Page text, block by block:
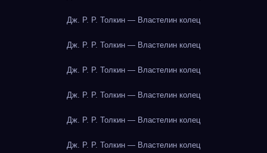
Дж. Р. Р. Толкин — Властелин колец
Дж. Р. Р. Толкин — Властелин колец
Дж. Р. Р. Толкин — Властелин колец
Дж. Р. Р. Толкин — Властелин колец
Дж. Р. Р. Толкин — Властелин колец
Дж. Р. Р. Толкин — Властелин колец